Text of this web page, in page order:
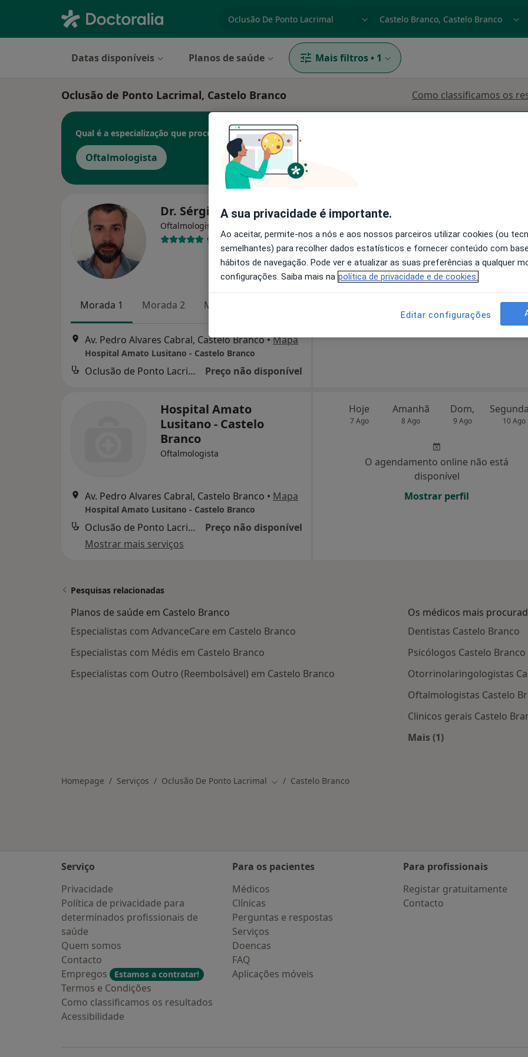
Datas disponíveis Planos de saúde Mais filtros • 1
Oclusão de Ponto Lacrimal, Castelo Branco Como classificamos os
Qual é a especialização que procura?
Oftalmologista
Dr. Sérgio Silva Brito
Oftalmologista
9 opiniões
Morada 1 Morada 2 Morada 3
Av. Pedro Alvares Cabral, Castelo Branco•Mapa
Hospital Amato Lusitano - Castelo Branco
Oclusão de Ponto Lacrimal Preço não disponível
Hoje
O agendamento online não está
disponível
Hospital Amato
Lusitano - Castelo
Branco
Oftalmologista
Av. Pedro Alvares Cabral, Castelo Branco • Mapa
Hospital Amato Lusitano - Castelo Branco
Oclusão de Ponto Lacrimal
Preço não disponível
Mostrar mais serviços
Hoje
7 Ago
Amanhã
8 Ago
Dom,
9 Ago 10 Ago
O agendamento online não está
disponível
Mostrar perfil
Pesquisas relacionadas
Planos de saúde em Castelo Branco
Especialistas com AdvanceCare em Castelo Branco
Especialistas com Médis em Castelo Branco
Especialistas com Outro (Reembolsável) em Castelo Branco
Os médicos mais
Dentistas Castelo Branco
Psicólogos Castelo Branco
Otorrinolaringologistas
Oftalmologistas Castelo
Clinicos gerais Castelo
Mais (1)
Homepage Serviços Oclusão De Ponto Lacrimal Mudar de cidade
Castelo Branco
Serviço
Privacidade
Política de privacidade para
determinados profissionais de
saúde
Quem somos
Contacto
Empregos
Estamos a contratar!
Termos e Condições
Como classificamos os resultados
Acessibilidade
Para os pacientes
Médicos
Clínicas
Perguntas e respostas
Serviços
Doencas
FAQ
Aplicações móveis
Para profissionais
Registar gratuitamente
Contacto
A sua privacidade é importante.
Ao aceitar, permite-nos a nós e aos nossos parceiros utilizar cookies (ou
semelhantes) para recolher dados estatísticos e fornecer conteúdo com
hábitos de navegação. Pode ver e atualizar as suas preferências a qualquer
configurações. Saiba mais na política de privacidade e de cookies.
Editar configurações